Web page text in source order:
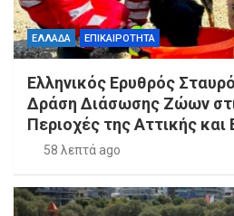
ΕΛΛΑΔΑ ΕΠΙΚΑΙΡΟΤΗΤΑ
Ελληνικός Ερυθρός
Δράση Διάσωσης Ζώων
Περιοχές της Αττικής και
58 λεπτά ago